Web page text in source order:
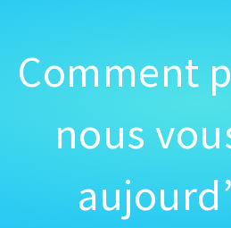
Comment
nous